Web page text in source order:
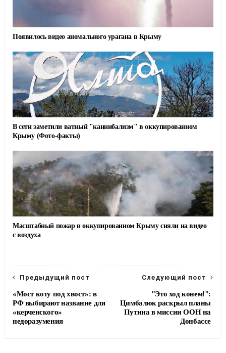
Появилось видео аномального урагана в Крыму
В сети заметили ватный "каннибализм" в оккупированном
Крыму (Фото-факты)
Масштабный пожар в оккупированном Крыму сняли на видео
с воздуха
Следующий пост
"Это ход конем!":
Цимбалюк раскрыл планы
Путина в миссии ООН на
Донбассе
Предыдущий пост
«Мост коту под хвост»: в
РФ выбирают название для
«керченского»
недоразумения